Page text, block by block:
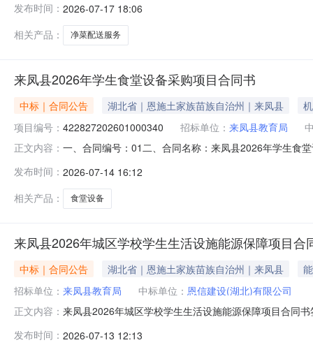
采购品目：采购需求概况：拟对来凤县城区两校（来凤
间：2
发布时间： 2026-07-17 18:06
相关产品：
净菜配送服务
来凤县2026年学生食堂设备采购项目合同书
中标｜合同公告 湖北省｜恩施土家族苗族自治州｜来凤县
项目编号： 422827202601000340 招标单位： 来凤县教育局
正文内容： 一、合同编号：01二、合同名称：来凤县2026年学生食
系方式：15335850299六、合同主要信息主要标的名称
发布时间： 2026-07-14 16:12
相关产品：
食堂设备
来凤县2026年城区学校学生生活设施能源保障项目合
中标｜合同公告 湖北省｜恩施土家族苗族自治州｜来凤县
招标单位： 来凤县教育局 中标单位： 恩信建设(湖北)有限公司
正文内容： 来凤县2026年城区学校学生生活设施能源保障项目合同
发布时间： 2026-07-13 12:13